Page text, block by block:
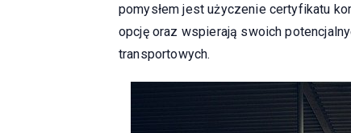
pomysłem jest użyczenie certyfikatu
opcję oraz wspierają swoich
transportowych.